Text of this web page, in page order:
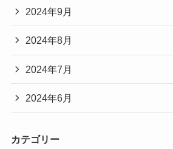
2024年9月
2024年8月
2024年7月
2024年6月
カテゴリー